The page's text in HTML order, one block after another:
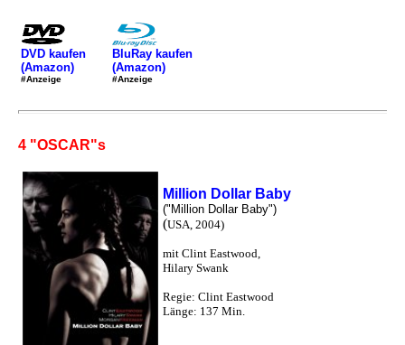
DVD kaufen
(Amazon)
#Anzeige
BluRay kaufen
(Amazon)
#Anzeige
4 "OSCAR"s
Million Dollar Baby
("Million Dollar Baby")
(USA, 2004)
mit Clint Eastwood,
Hilary Swank
Regie: Clint Eastwood
Länge: 137 Min.